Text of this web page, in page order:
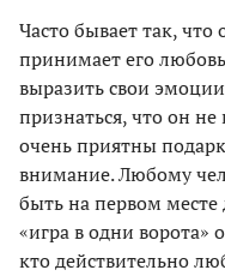
Часто бывает так,
принимает его
выразить свои
признаться, что он
очень приятны
внимание. Любому
быть на первом
«игра в одни ворота»
кто действительно